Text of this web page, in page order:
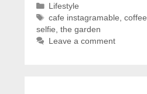
Categories
Lifestyle
Tags
cafe instagramable,coffee
selfie, the garden
Leave a comment